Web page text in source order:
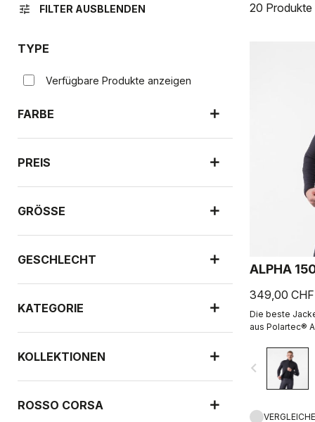
tune FILTER AUSBLENDEN 20
TYPE
Verfügbare Produkte anzeigen
FARBE
PREIS
GRÖSSE
GESCHLECHT
KATEGORIE
KOLLEKTIONEN
ROSSO CORSA
ALPHA
349,00 CHF
Die beste
aus Polartec®
Polartec®
navigate_before